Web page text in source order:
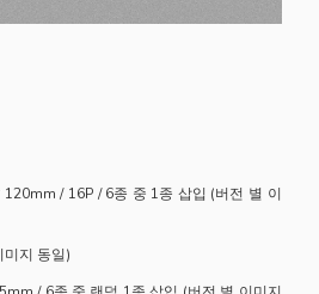
/ 16P / 6종 중 1종 삽입 (버전 별 이
미지 동일)